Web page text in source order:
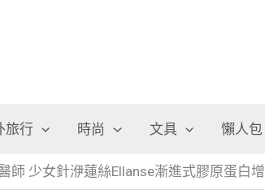
旅行 時尚 文具 懶人包
師 少女針洢蓮絲Ellanse漸進式膠原蛋白